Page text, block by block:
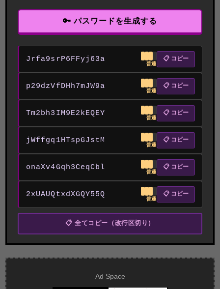
🔑 パスワードを生成する
Jrfa9srP6FFyj63a 普通
📋 コピー
p29dzVfDHh7mJW9a 普通
📋 コピー
Tm2bh3IM9E2kEQEY 普通
📋 コピー
jWffgq1HTspGJstM 普通
📋 コピー
onaXv4Gqh3CeqCbl 普通
📋 コピー
2xUAUQtxdXGQY55Q 普通
📋 コピー
📋 全てコピー（改行区切り）
Ad Space